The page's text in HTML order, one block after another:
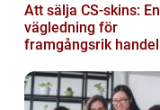
Att sälja CS-skins: En
vägledning för
framgångsrik handel